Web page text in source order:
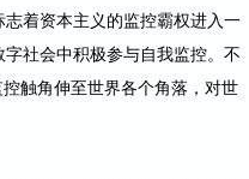
着资本主义的监控霸权进入一
社会中积极参与自我监控。不
触角伸至世界各个角落，对世